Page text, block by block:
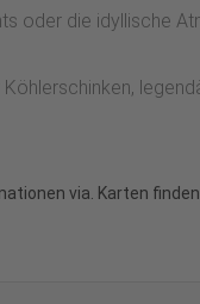
oder die idyllische
via. Karten